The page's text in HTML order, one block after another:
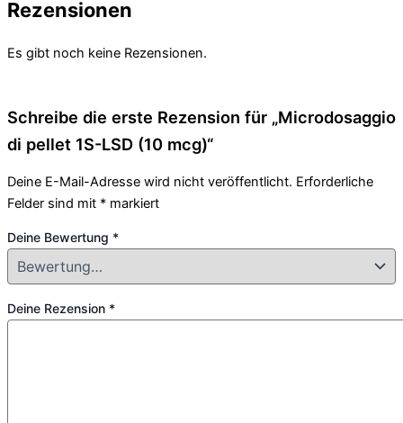
Rezensionen
Es gibt noch keine Rezensionen.
Schreibe die erste Rezension für „Microdosaggio
di pellet 1S-LSD (10 mcg)“
Deine E-Mail-Adresse wird nicht veröffentlicht. Erforderliche
Felder sind mit * markiert
Deine Bewertung *
Deine Rezension *